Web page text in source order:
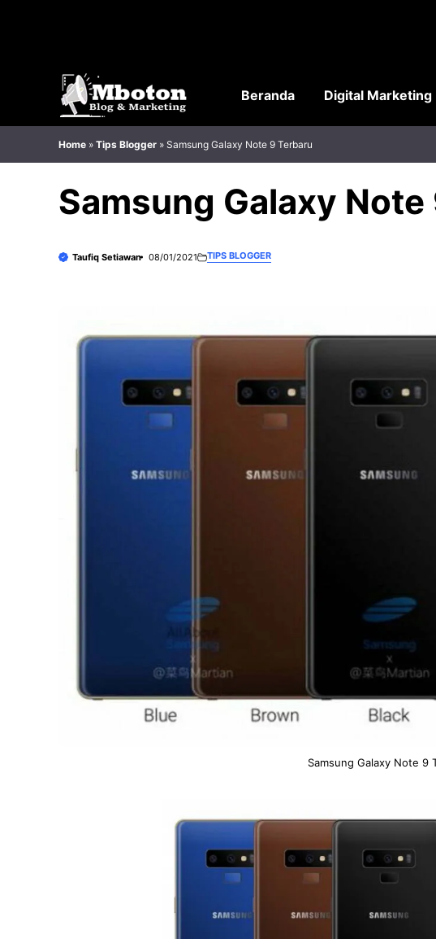
Beranda Digital Marketing
Home » Tips Blogger » Samsung Galaxy Note 9 Terbaru
Samsung Galaxy
Taufiq Setiawan 08/01/2021 TIPS BLOGGER
Samsung Galaxy Note 9